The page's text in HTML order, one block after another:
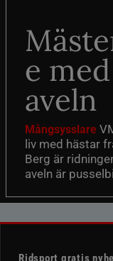
e
aveln
Mångsysslare
liv med hästar
Berg är
aveln är
Ridsport gratis